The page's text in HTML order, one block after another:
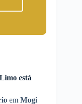
está
em Mogi